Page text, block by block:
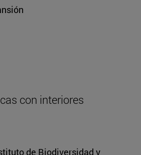
con interiores
de Biodiversidad y